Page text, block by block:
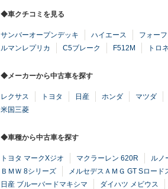
◆車クチコミを見る
サンバーオープンデッキ ハイエース フォー
ルマンレプリカ
C5ブレーク F512M トロ
◆メーカーから中古車を探す
レクサス トヨタ 日産 ホンダ マツダ
米国三菱
◆車種から中古車を探す
トヨタ マークXジオ マクラーレン 620R ルノ
ＢＭＷ 8シリーズ
メルセデスＡＭＧ GT Sロード
日産 ブルーバードマキシマ
ダイハツ メビウス